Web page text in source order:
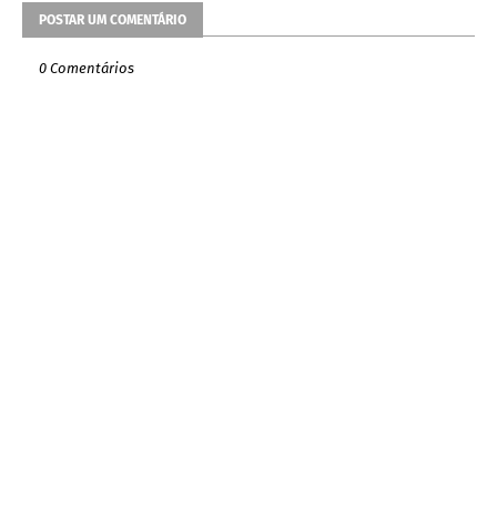
POSTAR UM COMENTÁRIO
0 Comentários